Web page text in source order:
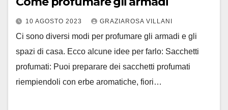
10 AGOSTO 2023 GRAZIAROSA VILLANI
Ci sono diversi modi per profumare gli armadi e gli
spazi di casa. Ecco alcune idee per farlo: Sacchetti
profumati: Puoi preparare dei sacchetti profumati
riempiendoli con erbe aromatiche, fiori…